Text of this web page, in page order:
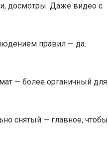
досмотры. Даже видео с
правил — да.
— более органичный для
снятый — главное, чтобы